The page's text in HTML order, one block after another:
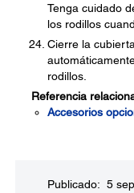
Tenga cuidado
los rodillos
Cierre la
rodillos.
Referencia
Accesorios
Publicado: 5